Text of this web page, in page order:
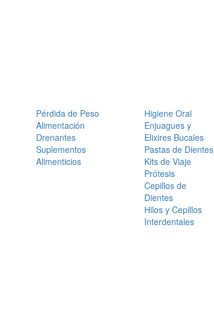
Pérdida de Peso
Alimentación
Drenantes
Suplementos
Alimenticios
Higiene Oral
Enjuagues y
Elixires Bucales
Pastas de Dientes
Kits de Viaje
Prótesis
Cepillos de
Dientes
Hilos y Cepillos
Interdentales